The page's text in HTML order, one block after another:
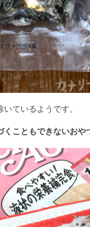
ているようです。
くこともできないおや